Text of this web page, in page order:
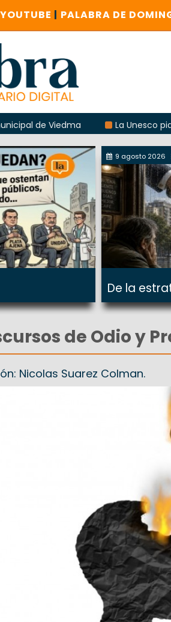
| PALABRA DE
Viedma La Unesco pidió frenar
la Feria
9 agosto 2026
De la
de Odio y
Nicolas Suarez Colman.